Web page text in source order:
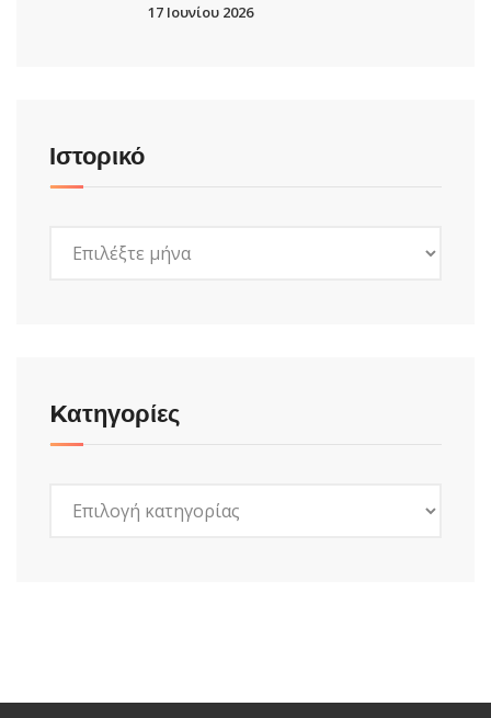
17 Ιουνίου 2026
Ιστορικό
Kατηγορίες